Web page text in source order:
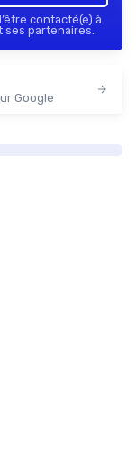
contacté(e) à
ses partenaires.
Google